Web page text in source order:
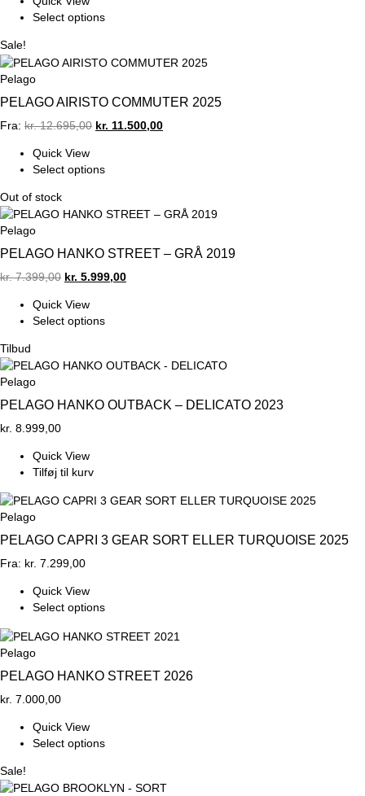
was:
kr. 12.695,00.
Select options
Sale!
Pelago
PELAGO AIRISTO COMMUTER 2025
Fra: kr.12.695,00 Original
kr. 12.695,00.
kr. 11.500,00Current
Quick View
Select options
Out of stock
Pelago
PELAGO HANKO STREET – GRÅ 2019
kr.7.399,00 Original
was:
kr. 7.399,00.
kr. 5.999,00Current
Quick View
Select options
Tilbud
Pelago
PELAGO HANKO OUTBACK – DELICATO 2023
kr. 8.999,00
Quick View
Tilføj til kurv
Pelago
PELAGO CAPRI 3 GEAR SORT ELLER TURQUOISE 2025
Fra: kr. 7.299,00
Quick View
Select options
Pelago
PELAGO HANKO STREET 2026
kr. 7.000,00
Quick View
Select options
Sale!